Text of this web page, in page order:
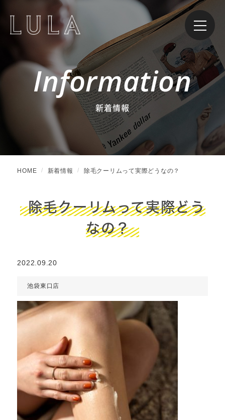
Information
新着情報
HOME 新着情報 除毛クーリムって実際どうなの？
除毛クーリムって実際どう
なの？
2022.09.20
池袋東口店